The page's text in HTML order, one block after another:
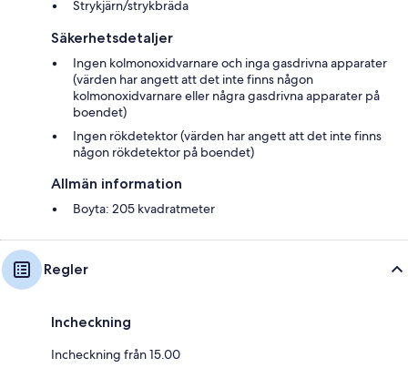
Strykjärn/strykbräda
Säkerhetsdetaljer
Ingen kolmonoxidvarnare och inga gasdrivna apparater
(värden har angett att det inte finns någon
kolmonoxidvarnare eller några gasdrivna apparater på
boendet)
Ingen rökdetektor (värden har angett att det inte finns
någon rökdetektor på boendet)
Allmän information
Boyta: 205 kvadratmeter
Regler
Incheckning
Incheckning från 15.00